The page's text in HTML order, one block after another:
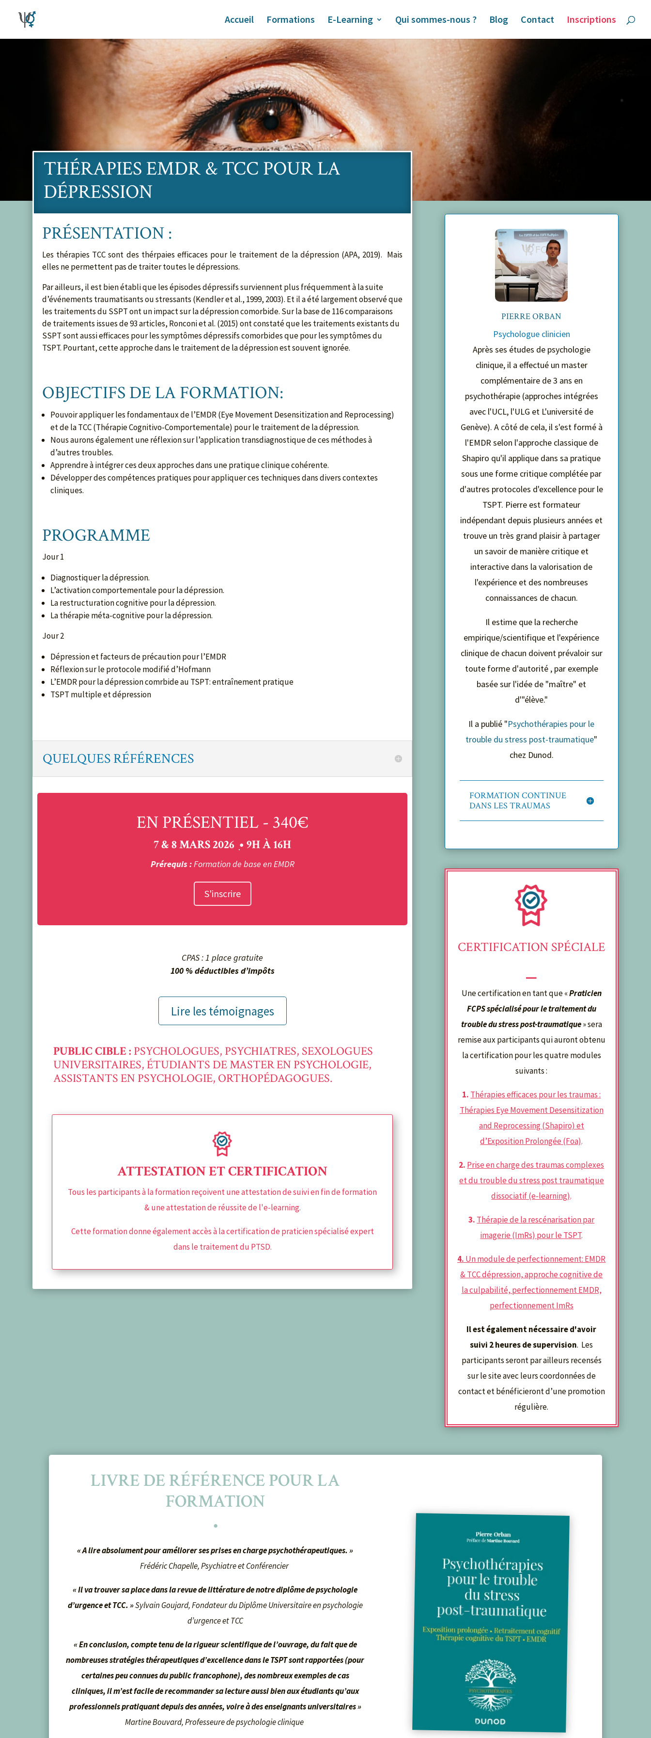
Accueil Formations E-Learning Qui sommes-nous ? Blog Contact Inscriptions
THÉRAPIES EMDR & TCC POUR LA
DÉPRESSION
PRÉSENTATION :
Les thérapies TCC sont des thérpaies efficaces pour le traitement de la dépression (APA, 2019). Mais
elles ne permettent pas de traiter toutes le dépressions.
Par ailleurs, il est bien établi que les épisodes dépressifs surviennent plus fréquemment à la suite
d’événements traumatisants ou stressants (Kendler et al., 1999, 2003). Et il a été largement observé que
les traitements du SSPT ont un impact sur la dépression comorbide. Sur la base de 116 comparaisons
de traitements issues de 93 articles, Ronconi et al. (2015) ont constaté que les traitements existants du
SSPT sont aussi efficaces pour les symptômes dépressifs comorbides que pour les symptômes du
TSPT. Pourtant, cette approche dans le traitement de la dépression est souvent ignorée.
OBJECTIFS DE LA FORMATION:
Pouvoir appliquer les fondamentaux de l’EMDR (Eye Movement Desensitization and Reprocessing)
et de la TCC (Thérapie Cognitivo-Comportementale) pour le traitement de la dépression.
Nous aurons également une réflexion sur l’application transdiagnostique de ces méthodes à
d’autres troubles.
Apprendre à intégrer ces deux approches dans une pratique clinique cohérente.
Développer des compétences pratiques pour appliquer ces techniques dans divers contextes
cliniques.
PROGRAMME
Jour 1
Diagnostiquer la dépression.
L’activation comportementale pour la dépression.
La restructuration cognitive pour la dépression.
La thérapie méta-cognitive pour la dépression.
Jour 2
Dépression et facteurs de précaution pour l’EMDR
Réflexion sur le protocole modifié d’Hofmann
L’EMDR pour la dépression comrbide au TSPT: entraînement pratique
TSPT multiple et dépression
QUELQUES RÉFÉRENCES
EN PRÉSENTIEL - 340€
7 & 8 MARS 2026 ִ• 9H À 16H
Prérequis :Formation de base en EMDR
S'inscrire
CPAS : 1 place gratuite
100 % déductibles d’impôts
Lire les témoignages
PUBLIC CIBLE : PSYCHOLOGUES, PSYCHIATRES, SEXOLOGUES
UNIVERSITAIRES, ÉTUDIANTS DE MASTER EN PSYCHOLOGIE,
ASSISTANTS EN PSYCHOLOGIE, ORTHOPÉDAGOGUES.
ATTESTATION ET CERTIFICATION
Tous les participants à la formation reçoivent une attestation de suivi en fin de formation
& une attestation de réussite de l'e-learning.
Cette formation donne également accès à la certification de praticien spécialisé expert
dans le traitement du PTSD.
PIERRE ORBAN
Psychologue clinicien
Après ses études de psychologie
clinique, il a effectué un master
complémentaire de 3 ans en
psychothérapie (approches intégrées
avec l'UCL, l'ULG et L'université de
Genève). A côté de cela, il s'est formé à
l'EMDR selon l'approche classique de
Shapiro qu'il applique dans sa pratique
sous une forme critique complétée par
d'autres protocoles d'excellence pour le
TSPT. Pierre est formateur
indépendant depuis plusieurs années et
trouve un très grand plaisir à partager
un savoir de manière critique et
interactive dans la valorisation de
l'expérience et des nombreuses
connaissances de chacun.
Il estime que la recherche
empirique/scientifique et l'expérience
clinique de chacun doivent prévaloir sur
toute forme d'autorité , par exemple
basée sur l'idée de "maître" et
d'"élève."
Il a publié "Psychothérapies pour le
trouble du stress post-traumatique"
chez Dunod.
FORMATION CONTINUE
DANS LES TRAUMAS
CERTIFICATION SPÉCIALE
Une certification en tant que «Praticien
FCPS spécialisé pour le traitement du
trouble du stress post-traumatique» sera
remise aux participants qui auront obtenu
la certification pour les quatre modules
suivants :
1. Thérapies efficaces pour les traumas :
Thérapies Eye Movement Desensitization
and Reprocessing (Shapiro) et
d’Exposition Prolongée (Foa).
2. Prise en charge des traumas complexes
et du trouble du stress post traumatique
dissociatif (e-learning).
3. Thérapie de la rescénarisation par
imagerie (ImRs) pour le TSPT.
4. Un module de perfectionnement: EMDR
& TCC dépression, approche cognitive de
la culpabilité, perfectionnement EMDR,
perfectionnement ImRs
Il est également nécessaire d'avoir
suivi 2 heures de supervision. Les
participants seront par ailleurs recensés
sur le site avec leurs coordonnées de
contact et bénéficieront d’une promotion
régulière.
LIVRE DE RÉFÉRENCE POUR LA
FORMATION
・
« A lire absolument pour améliorer ses prises en charge psychothérapeutiques. »
Frédéric Chapelle, Psychiatre et Conférencier
« Il va trouver sa place dans la revue de littérature de notre diplôme de psychologie
d’urgence et TCC. »Sylvain Goujard, Fondateur du Diplôme Universitaire en psychologie
d’urgence et TCC
« En conclusion, compte tenu de la rigueur scientifique de l’ouvrage, du fait que de
nombreuses stratégies thérapeutiques d’excellence dans le TSPT sont rapportées (pour
certaines peu connues du public francophone), des nombreux exemples de cas
cliniques, il m’est facile de recommander sa lecture aussi bien aux étudiants qu’aux
professionnels pratiquant depuis des années, voire à des enseignants universitaires »
Martine Bouvard, Professeure de psychologie clinique